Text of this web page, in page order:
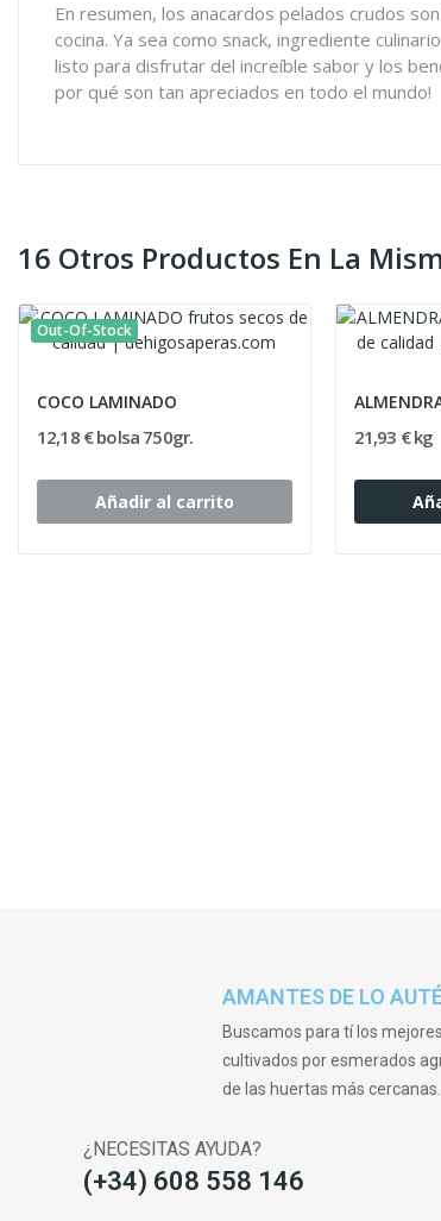
En resumen, los anacardos pelados crudos
cocina. Ya sea como snack, ingrediente
listo para disfrutar del increíble sabor y los
por qué son tan apreciados en todo el mundo!
16 Otros Productos En La
Out-Of-Stock
COCO LAMINADO
12,18 € bolsa 750gr.
Añadir al carrito
21,93 € kg
AMANTES DE LO
Buscamos para tí los
cultivados por esmerados
de las huertas más cercanas.
¿NECESITAS AYUDA?
(+34) 608 558 146